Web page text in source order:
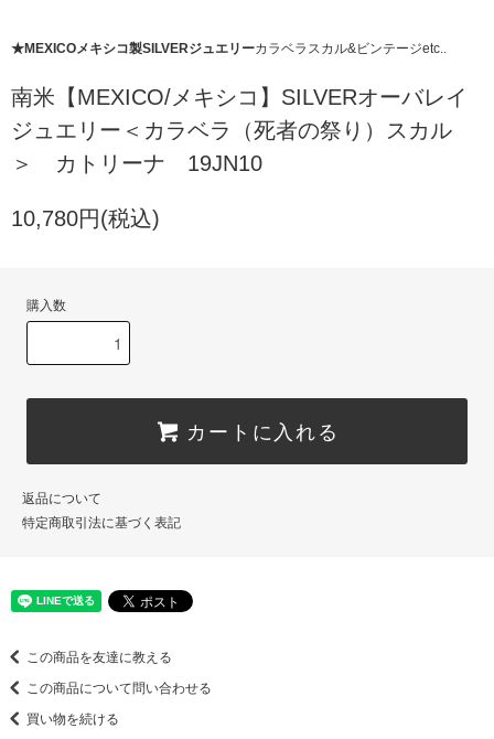
★MEXICOメキシコ製SILVERジュエリーカラベラスカル&ビンテージetc..
南米【MEXICO/メキシコ】SILVERオーバレイ
ジュエリー＜カラベラ（死者の祭り）スカル
＞ カトリーナ 19JN10
10,780円(税込)
購入数
カートに入れる
返品について
特定商取引法に基づく表記
この商品を友達に教える
この商品について問い合わせる
買い物を続ける